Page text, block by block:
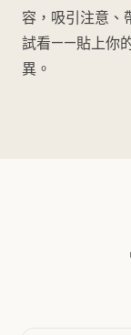
容，吸引注意、
試看——貼上你
異。